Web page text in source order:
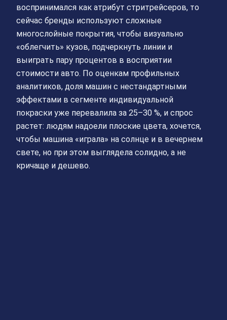
воспринимался как атрибут стритрейсеров, то
сейчас бренды используют сложные
многослойные покрытия, чтобы визуально
«облегчить» кузов, подчеркнуть линии и
выиграть пару процентов в восприятии
стоимости авто. По оценкам профильных
аналитиков, доля машин с нестандартными
эффектами в сегменте индивидуальной
покраски уже перевалила за 25–30 %, и спрос
растет: людям надоели плоские цвета, хочется,
чтобы машина «играла» на солнце и в вечернем
свете, но при этом выглядела солидно, а не
кричаще и дешево.